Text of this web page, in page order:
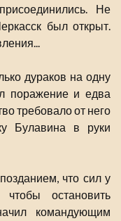
Не
был открыт.
дураков на одну
поражение и едва
требовало от него
Булавина в руки
что сил у
остановить
командующим